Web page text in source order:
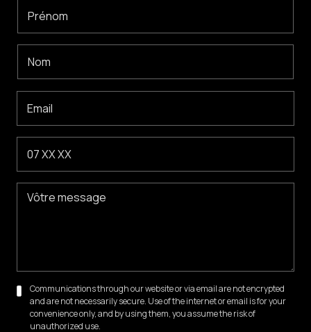
Communications through our website or via email are not encrypted
and are not necessarily secure. Use of the internet or email is for your
convenience only, and by using them, you assume the risk of
unauthorized use.